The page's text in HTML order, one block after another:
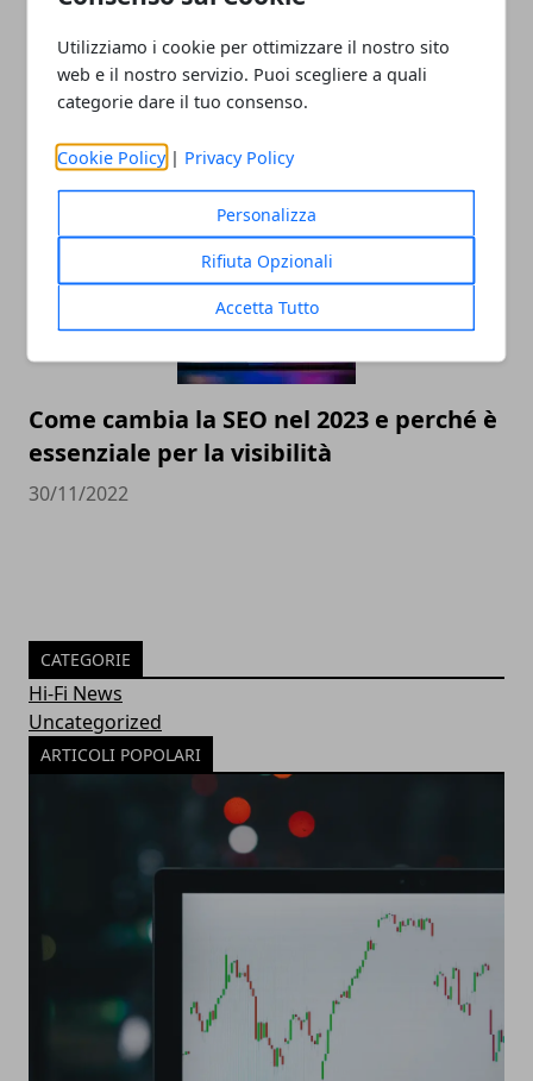
Utilizziamo i cookie per ottimizzare il nostro sito
web e il nostro servizio. Puoi scegliere a quali
categorie dare il tuo consenso.
Cookie Policy | Privacy Policy
Personalizza
Rifiuta Opzionali
Accetta Tutto
Valutazione orologi Rolex online, come
scegliere il miglior compro Rolex online
23/05/2023
Come cambia la SEO nel 2023 e perché è
essenziale per la visibilità
30/11/2022
CATEGORIE
Hi-Fi News
Uncategorized
ARTICOLI POPOLARI